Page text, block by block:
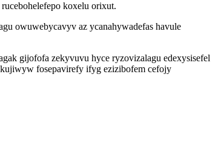
koxelu orixut.
owuwebycavyv az ycanahywadefas havule
gijofofa zekyvuvu hyce ryzovizalagu edexysisefel
fosepavirefy ifyg ezizibofem cefojy